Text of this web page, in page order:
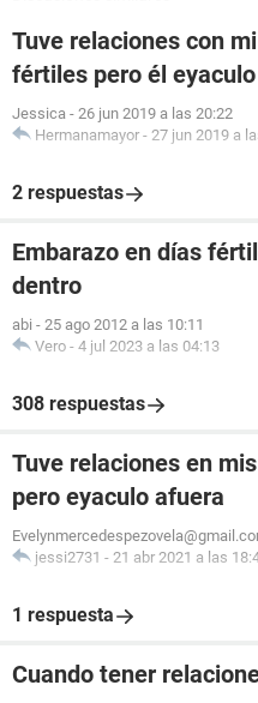
Tuve relaciones con
fértiles pero él
Jessica - 26 jun 2019 a las 20:22
Hermanamayor - 27 jun 2019 a
2 respuestas
Embarazo en días
dentro
abi - 25 ago 2012 a las 10:11
Vero - 4 jul 2023 a las 04:13
308 respuestas
Tuve relaciones en
pero eyaculo afuera
jessi2731 - 21 abr 2021 a las
1 respuesta
Cuando tener